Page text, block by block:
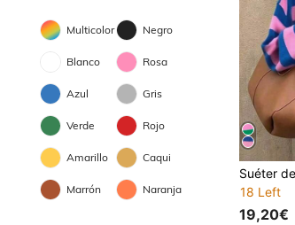
Multicolor Negro
Blanco Rosa
Azul Gris
Verde Rojo
Amarillo Caqui
Marrón Naranja
18 Left
19,20€